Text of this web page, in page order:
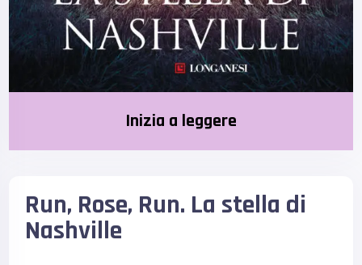
Inizia a leggere
Run, Rose, Run. La stella di
Nashville